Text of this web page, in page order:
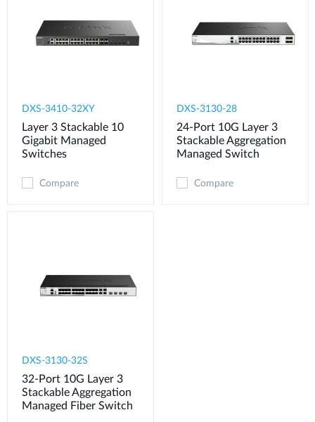
DXS-3410-32XY
Layer 3 Stackable 10
Gigabit Managed
Switches
Compare
DXS-3130-28
24-Port 10G Layer 3
Stackable Aggregation
Managed Switch
Compare
DXS-3130-32S
32-Port 10G Layer 3
Stackable Aggregation
Managed Fiber Switch